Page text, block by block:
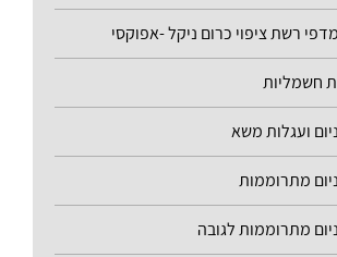
רשת ציפוי כרום ניקל -אפוקסי
חשמליות
ועגלות משא
מתרוממות
מתרוממות לגובה